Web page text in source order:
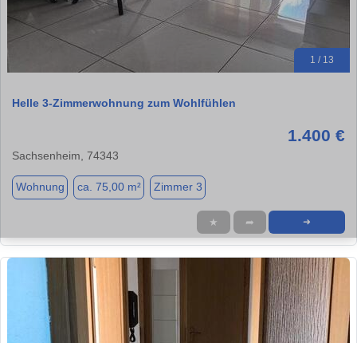
1 / 13
Helle 3-Zimmerwohnung zum Wohlfühlen
1.400 €
Sachsenheim, 74343
Wohnung ca. 75,00 m² Zimmer 3
★ ➦ ➜